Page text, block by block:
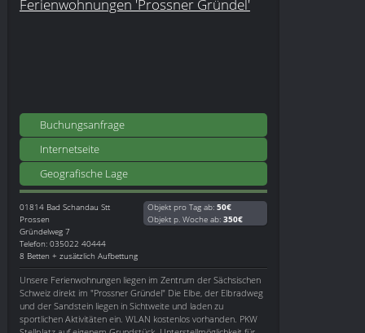
Ferienwohnungen 'Prossner Gründel'
Buchungsanfrage
Internetseite
Geografische Lage
01814 Bad Schandau Stt
Prossen
Gründelweg 7
Telefon: 035022 40444
8 Betten + zusätzlich Aufbettung
Objekt pro Tag ab: 50€
Objekt p. Woche ab: 350€
Unsere Ferienwohnungen liegen im Zentrum der Sächsischen
Schweiz direkt im "Prossner Gründel" Die Elbe, der Elbradweg
und der Sandstein liegen in Sichtweite und laden zu
sportlichen Aktivitäten ein. WLAN kostenlos vorhanden. PKW